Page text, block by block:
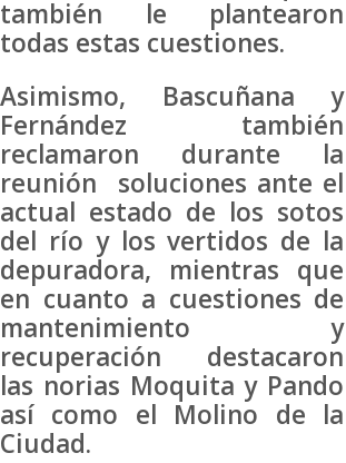
también le plantearon
todas estas cuestiones.
Asimismo, Bascuñana y
Fernández también
reclamaron durante la
reunión soluciones ante el
actual estado de los sotos
del río y los vertidos de la
depuradora, mientras que
en cuanto a cuestiones de
mantenimiento y
recuperación destacaron
las norias Moquita y Pando
así como el Molino de la
Ciudad.